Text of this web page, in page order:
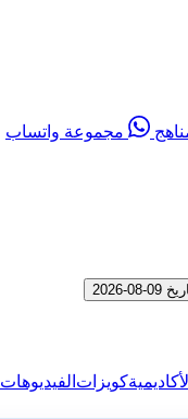
مجموعة واتساب
الأكاديميةكويزات الفيديوهات